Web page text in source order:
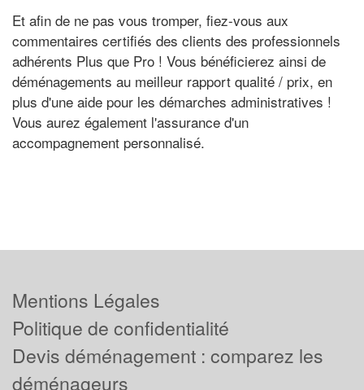
Et afin de ne pas vous tromper, fiez-vous aux
commentaires certifiés des clients des professionnels
adhérents Plus que Pro ! Vous bénéficierez ainsi de
déménagements au meilleur rapport qualité / prix, en
plus d'une aide pour les démarches administratives !
Vous aurez également l'assurance d'un
accompagnement personnalisé.
Mentions Légales
Politique de confidentialité
Devis déménagement : comparez les
déménageurs